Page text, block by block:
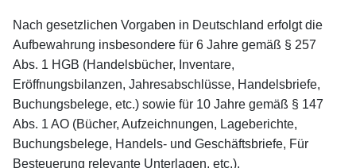
Nach gesetzlichen Vorgaben in Deutschland erfolgt die
Aufbewahrung insbesondere für 6 Jahre gemäß § 257
Abs. 1 HGB (Handelsbücher, Inventare,
Eröffnungsbilanzen, Jahresabschlüsse, Handelsbriefe,
Buchungsbelege, etc.) sowie für 10 Jahre gemäß § 147
Abs. 1 AO (Bücher, Aufzeichnungen, Lageberichte,
Buchungsbelege, Handels- und Geschäftsbriefe, Für
Besteuerung relevante Unterlagen, etc.).